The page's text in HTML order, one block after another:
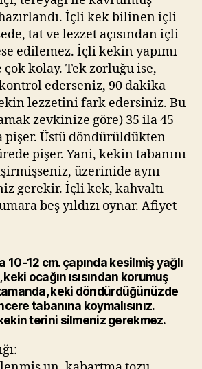
İçli kek bilinen içli
tat ve lezzet açısından içli
edilemez. İçli kekin yapımı
kolay. Tek zorluğu ise,
kontrol ederseniz, 90 dakika
lezzetini fark edersiniz. Bu
zevkinize göre) 35 ila 45
pişer. Üstü döndürüldükten
pişer. Yani, kekin tabanını
üzerinide aynı
gerekir. İçli kek, kahvaltı
beş yıldızı oynar. Afiyet
10-12 cm. çapında kesilmiş yağlı
ocağın ısısından korumuş
keki döndürdüğünüzde
tabanına koymalısınız.
terini silmeniz gerekmez.